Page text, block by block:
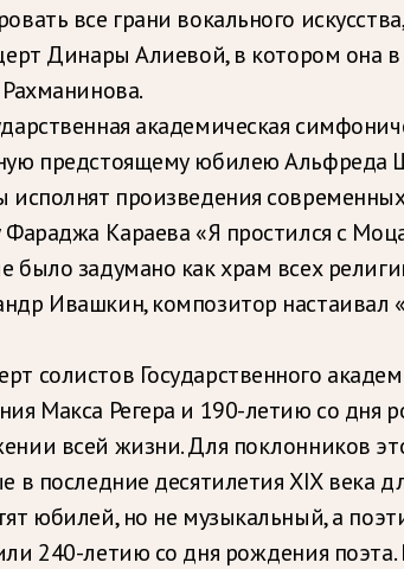
все грани вокального
Динары Алиевой, в котором
академическая
предстоящему юбилею Альфреда
исполнят произведения
Фараджа Караева «Я простился с
задумано как храм всех
Ивашкин, композитор настаивал
солистов Государственного
Макса Регера и 190-летию со дня
всей жизни. Для поклонников
в последние десятилетия ХIХ века
юбилей, но не музыкальный, а
240-летию со дня рождения